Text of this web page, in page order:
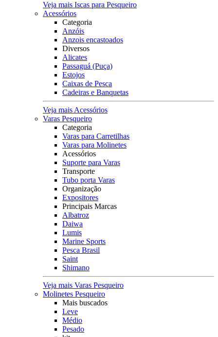
Veja mais Iscas para Pesqueiro
Acessórios
Categoria
Anzóis
Anzois encastoados
Diversos
Alicates
Passaguá (Puça)
Estojos
Caixas de Pesca
Cadeiras e Banquetas
Veja mais Acessórios
Varas Pesqueiro
Categoria
Varas para Carretilhas
Varas para Molinetes
Acessórios
Suporte para Varas
Transporte
Tubo porta Varas
Organização
Expositores
Principais Marcas
Albatroz
Daiwa
Lumis
Marine Sports
Pesca Brasil
Saint
Shimano
Veja mais Varas Pesqueiro
Molinetes Pesqueiro
Mais buscados
Leve
Médio
Pesado